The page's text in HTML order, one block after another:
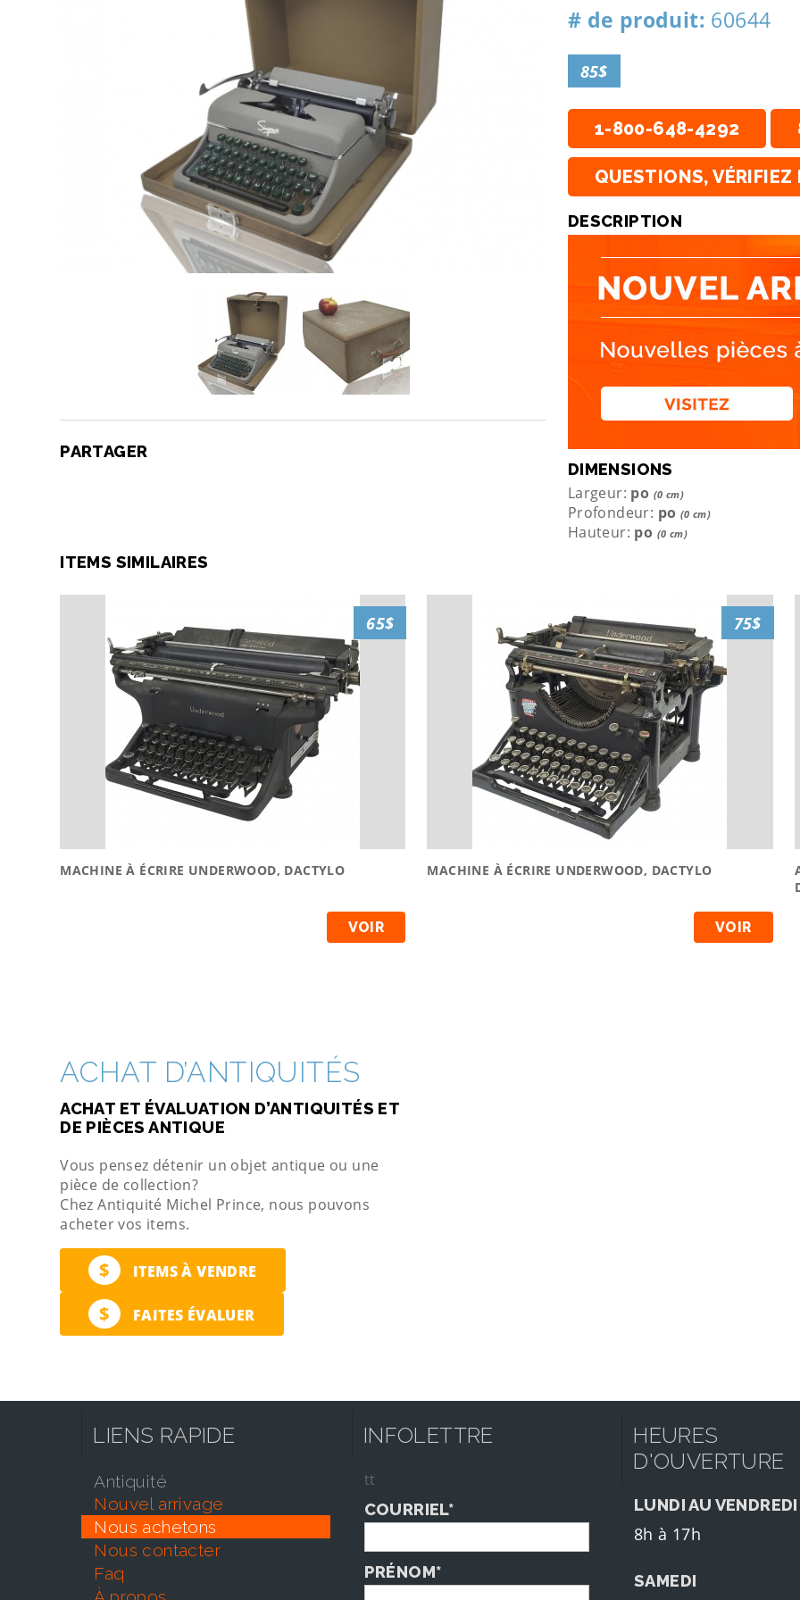
PARTAGER
# de produit: 60644
85$
1-800-648-4292
QUESTIONS,
DESCRIPTION
DIMENSIONS
Largeur: po (0 cm)
Profondeur: po (0 cm)
Hauteur: po (0 cm)
ITEMS SIMILAIRES
MACHINE À ÉCRIRE UNDERWOOD, DACTYLO
VOIR
65$
MACHINE À ÉCRIRE UNDERWOOD, DACTYLO
VOIR
75$
ACHAT D’ANTIQUITÉS
ACHAT ET ÉVALUATION D’ANTIQUITÉS ET
DE PIÈCES ANTIQUE
Vous pensez détenir un objet antique ou une
pièce de collection?
Chez Antiquité Michel Prince, nous pouvons
acheter vos items.
$ ITEMS À VENDRE
$ FAITES ÉVALUER
LIENS RAPIDE
antiquité
nouvel arrivage
nous achetons
nous contacter
faq
À propos
INFOLETTRE
tt
COURRIEL*
PRÉNOM*
HEURES
D'OUVERTURE
LUNDI AU VENDREDI
8h à 17h
SAMEDI